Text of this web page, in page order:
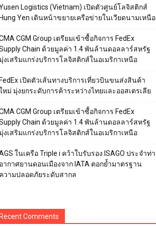
Logistics (Vietnam) เปิดตัวศูนย์โลจิสติกส์
Hung Yen เดินหน้าขยายเครือข่ายในเวียดนามเหนือ
CGM Group เตรียมเข้าซื้อกิจการ FedEx
Chain ด้วยมูลค่า 1.4 พันล้านดอลลาร์สหรัฐ
งเสริมแกร่งบริการโลจิสติกส์ในอเมริกาเหนือ
FedEx เปิดตัวเส้นทางบริการเที่ยวบินขนส่งสินค้า
หม่ มุ่งยกระดับการค้าระหว่างไทยและออสเตรเลีย
CGM Group เตรียมเข้าซื้อกิจการ FedEx
Chain ด้วยมูลค่า 1.4 พันล้านดอลลาร์สหรัฐ
งเสริมแกร่งบริการโลจิสติกส์ในอเมริกาเหนือ
ในเครือ Triple i คว้าใบรับรอง ISAGO ประจำท่า
อากาศยานดอนเมืองจาก IATA ตอกย้ำมาตรฐาน
ความปลอดภัยระดับสากล
Recent Comments